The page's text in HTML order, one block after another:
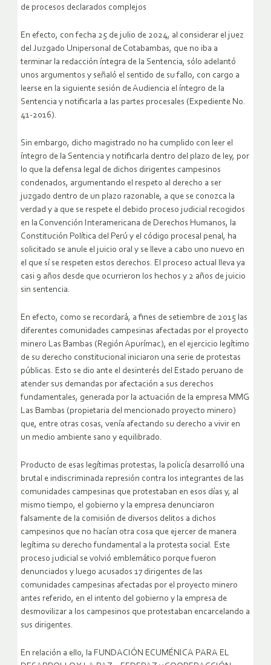
de procesos declarados complejos
En efecto, con fecha 25 de julio de 2024, al considerar el juez
del Juzgado Unipersonal de Cotabambas, que no iba a
terminar la redacción íntegra de la Sentencia, sólo adelantó
unos argumentos y señaló el sentido de su fallo, con cargo a
leerse en la siguiente sesión de Audiencia el íntegro de la
Sentencia y notificarla a las partes procesales (Expediente No.
41-2016).
Sin embargo, dicho magistrado no ha cumplido con leer el
íntegro de la Sentencia y notificarla dentro del plazo de ley, por
lo que la defensa legal de dichos dirigentes campesinos
condenados, argumentando el respeto al derecho a ser
juzgado dentro de un plazo razonable, a que se conozca la
verdad y a que se respete el debido proceso judicial recogidos
en la Convención Interamericana de Derechos Humanos, la
Constitución Política del Perú y el código procesal penal, ha
solicitado se anule el juicio oral y se lleve a cabo uno nuevo en
el que sí se respeten estos derechos. El proceso actual lleva ya
casi 9 años desde que ocurrieron los hechos y 2 años de juicio
sin sentencia.
En efecto, como se recordará, a fines de setiembre de 2015 las
diferentes comunidades campesinas afectadas por el proyecto
minero Las Bambas (Región Apurímac), en el ejercicio legítimo
de su derecho constitucional iniciaron una serie de protestas
públicas. Esto se dio ante el desinterés del Estado peruano de
atender sus demandas por afectación a sus derechos
fundamentales, generada por la actuación de la empresa MMG
Las Bambas (propietaria del mencionado proyecto minero)
que, entre otras cosas, venía afectando su derecho a vivir en
un medio ambiente sano y equilibrado.
Producto de esas legítimas protestas, la policía desarrolló una
brutal e indiscriminada represión contra los integrantes de las
comunidades campesinas que protestaban en esos días y, al
mismo tiempo, el gobierno y la empresa denunciaron
falsamente de la comisión de diversos delitos a dichos
campesinos que no hacían otra cosa que ejercer de manera
legítima su derecho fundamental a la protesta social. Este
proceso judicial se volvió emblemático porque fueron
denunciados y luego acusados 17 dirigentes de las
comunidades campesinas afectadas por el proyecto minero
antes referido, en el intento del gobierno y la empresa de
desmovilizar a los campesinos que protestaban encarcelando a
sus dirigentes.
En relación a ello, la FUNDACIÓN ECUMÉNICA PARA EL